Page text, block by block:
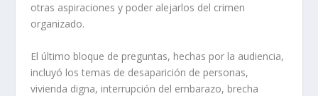
otras aspiraciones y poder alejarlos del crimen
organizado.
El último bloque de preguntas, hechas por la audiencia,
incluyó los temas de desaparición de personas,
vivienda digna, interrupción del embarazo, brecha